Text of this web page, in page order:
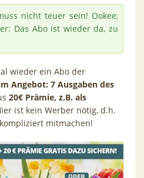
nicht teuer sein! Ookee,
Das Abo ist wieder da, zu
wieder ein Abo der
Angebot: 7 Ausgaben des
20€ Prämie, z.B. als
ist kein Werber nötig, d.h.
mitmachen!